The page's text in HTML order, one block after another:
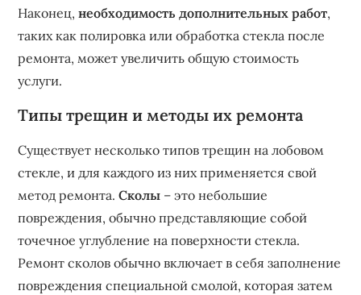
Наконец‚необходимость дополнительных работ‚
таких как полировка или обработка стекла после
ремонта‚ может увеличить общую стоимость
услуги.
Типы трещин и методы их ремонта
Существует несколько типов трещин на лобовом
стекле‚ и для каждого из них применяется свой
метод ремонта.Сколы – это небольшие
повреждения‚ обычно представляющие собой
точечное углубление на поверхности стекла.
Ремонт сколов обычно включает в себя заполнение
повреждения специальной смолой‚ которая затем